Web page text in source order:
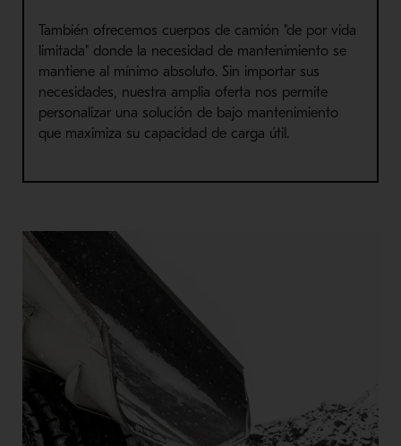
También ofrecemos cuerpos de camión "de por vida
limitada" donde la necesidad de mantenimiento se
mantiene al mínimo absoluto. Sin importar sus
necesidades, nuestra amplia oferta nos permite
personalizar una solución de bajo mantenimiento
que maximiza su capacidad de carga útil.